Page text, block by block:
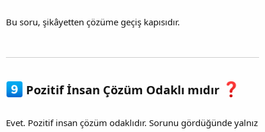
Bu soru, şikâyetten çözüme geçiş kapısıdır.
Pozitif İnsan Çözüm Odaklı mıdır
Evet. Pozitif insan çözüm odaklıdır. Sorunu gördüğünde yalnız